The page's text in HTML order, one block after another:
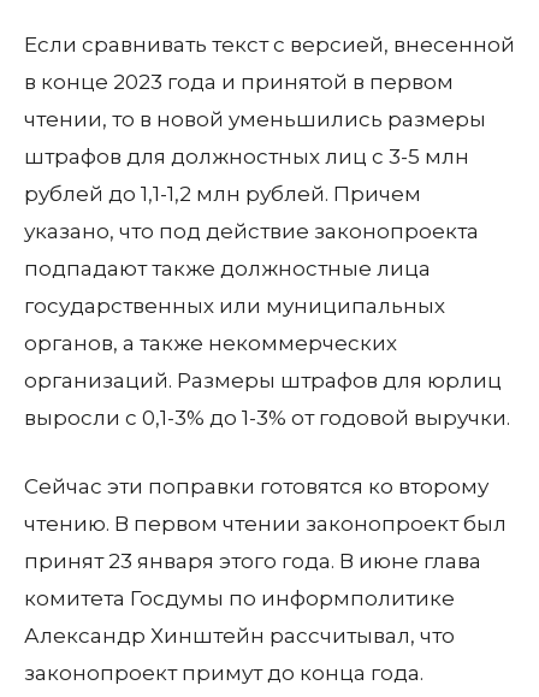
Если сравнивать текст с версией, внесенной
в конце 2023 года и принятой в первом
чтении, то в новой уменьшились размеры
штрафов для должностных лиц с 3-5 млн
рублей до 1,1-1,2 млн рублей. Причем
указано, что под действие законопроекта
подпадают также должностные лица
государственных или муниципальных
органов, а также некоммерческих
организаций. Размеры штрафов для юрлиц
выросли с 0,1-3% до 1-3% от годовой выручки.
Сейчас эти поправки готовятся ко второму
чтению. В первом чтении законопроект был
принят 23 января этого года. В июне глава
комитета Госдумы по информполитике
Александр Хинштейн рассчитывал, что
законопроект примут до конца года.